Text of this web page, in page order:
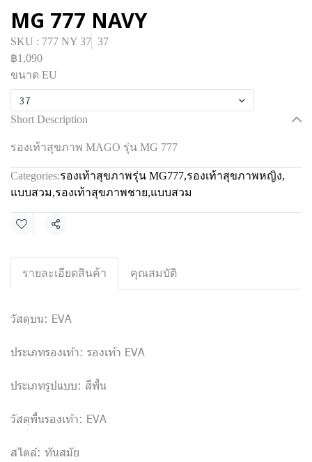
MG 777 NAVY
SKU : 777 NY 37 37
฿1,090
ขนาด EU
37
Short Description
รองเท้าสุขภาพ MAGO รุ่น MG 777
Categories:รองเท้าสุขภาพรุ่น MG777,รองเท้าสุขภาพหญิง,
แบบสวม,รองเท้าสุขภาพชาย,แบบสวม
Share
รายละเอียดสินค้า คุณสมบัติ
วัสดุบน: EVA
ประเภทรองเท้า: รองเท้า EVA
ประเภทรูปแบบ: สีพื้น
วัสดุพื้นรองเท้า: EVA
สไตล์: ทันสมัย